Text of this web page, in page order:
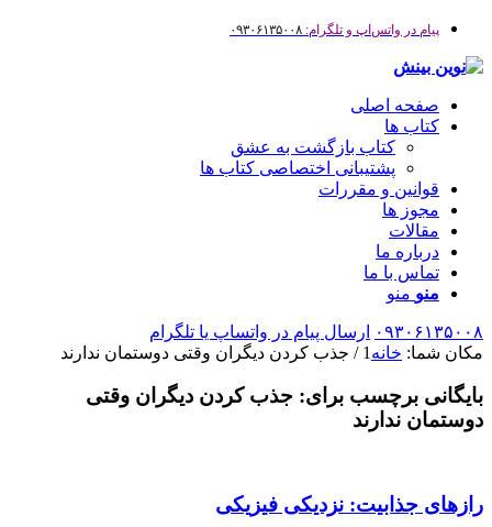
پیام در واتس‌اپ و تلگرام: ۰۹۳۰۶۱۳۵۰۰۸
صفحه اصلی
کتاب ها
کتاب بازگشت به عشق
پشتیبانی اختصاصی کتاب ها
قوانین و مقررات
مجوز ها
مقالات
درباره ما
تماس با ما
منو منو
۰۹۳۰۶۱۳۵۰۰۸
ارسال پیام در واتساپ یا تلگرام
مکان شما: خانه 1
/ جذب کردن دیگران وقتی دوستمان ندارند
بایگانی برچسب برای: جذب کردن دیگران وقتی
دوستمان ندارند
رازهای جذابیت: نزدیکی فیزیکی